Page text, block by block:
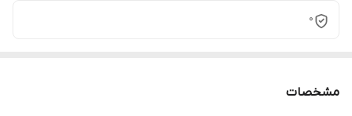
0
مشخصات